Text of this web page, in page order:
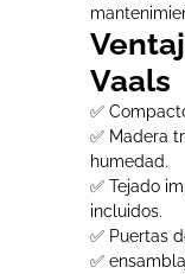
Vaals
✅
✅ Madera
humedad.
✅ Tejado
incluidos.
✅ Puertas
✅